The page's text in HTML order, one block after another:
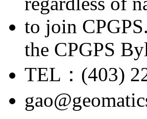
to join
the CPGPS
TEL：(403)